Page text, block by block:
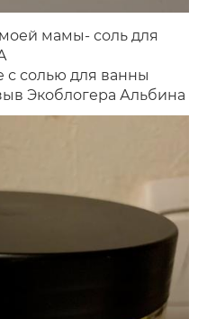
мамы- соль для